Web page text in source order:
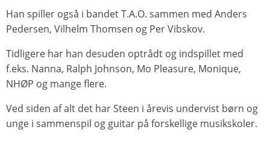
Han spiller også i bandet T.A.O. sammen med Anders
Pedersen, Vilhelm Thomsen og Per Vibskov.
Tidligere har han desuden optrådt og indspillet med
f.eks. Nanna, Ralph Johnson, Mo Pleasure, Monique,
NHØP og mange flere.
Ved siden af alt det har Steen i årevis undervist børn og
unge i sammenspil og guitar på forskellige musikskoler.